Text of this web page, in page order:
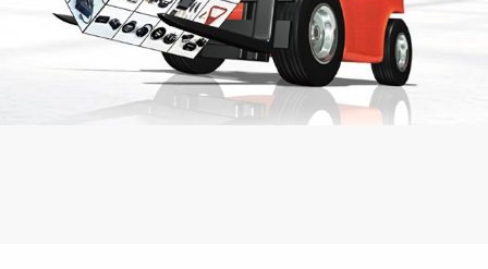
русский
português
العربية